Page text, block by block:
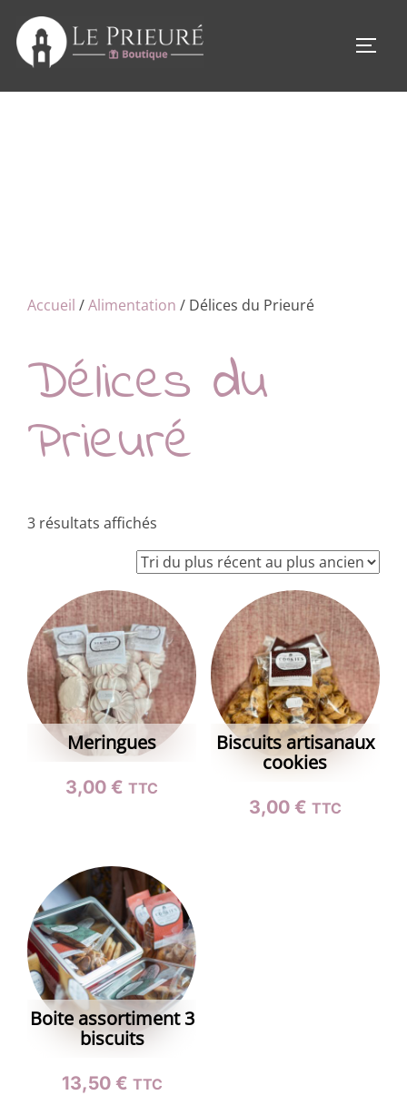
contenu
Accueil /Alimentation / Délices du Prieuré
Délices du
Prieuré
3 résultats affichés
du
plus
récent
au
plus
ancien
Meringues
3,00€ TTC
Biscuits artisanaux
cookies
3,00 € TTC
Boite assortiment 3
biscuits
13,50 € TTC